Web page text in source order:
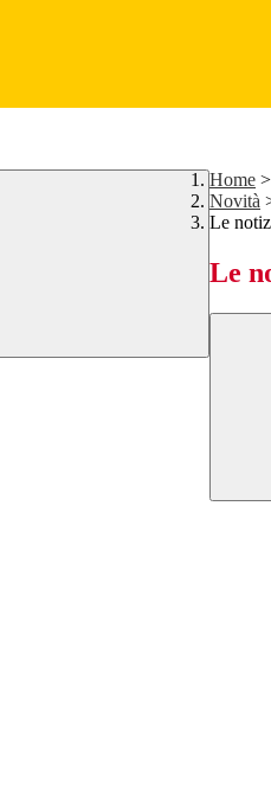
Home >
Novità
Le
Le